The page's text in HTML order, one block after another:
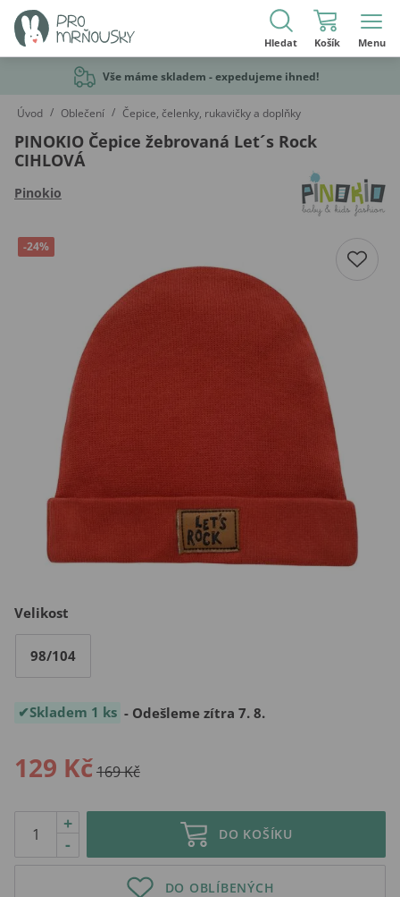
Hledat Košík Menu
Vše máme skladem - expedujeme ihned!
Úvod / Oblečení / Čepice, čelenky, rukavičky a doplňky
PINOKIO Čepice žebrovaná Let´s Rock
CIHLOVÁ
Pinokio
Velikost
98/104
Skladem 1 ks - Odešleme zítra 7. 8.
129 Kč169 Kč
-
+
DO KOŠÍKU
DO OBLÍBENÝCH
-24%